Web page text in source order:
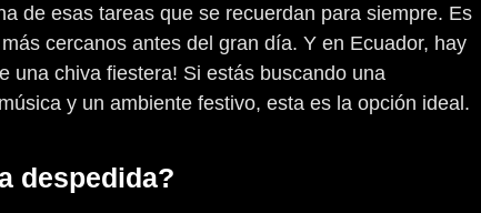
de esas tareas que se recuerdan para siempre. Es
cercanos antes del gran día. Y en Ecuador, hay
una chiva fiestera! Si estás buscando una
y un ambiente festivo, esta es la opción ideal.
despedida?